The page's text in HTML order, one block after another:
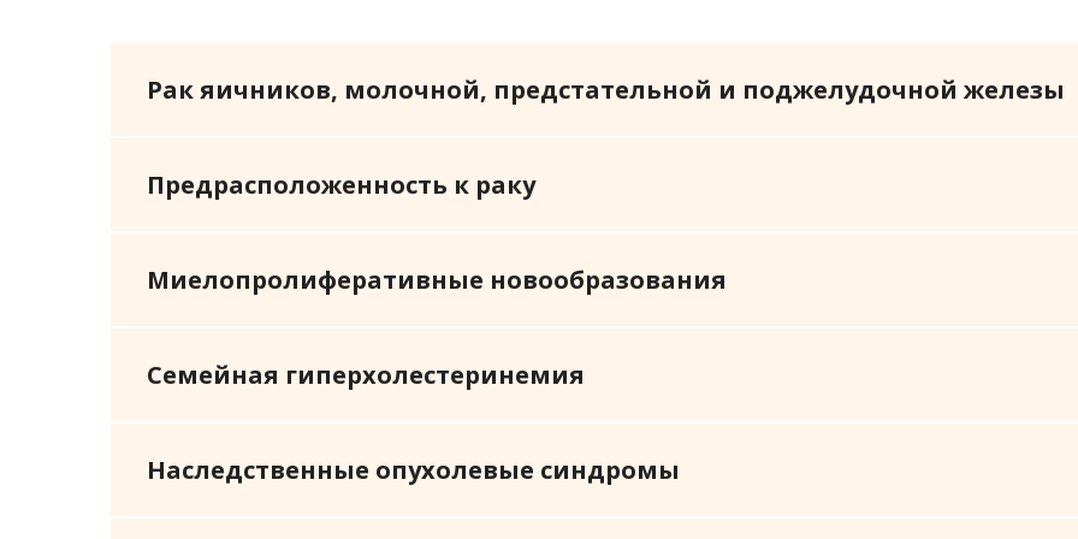
Рак яичников, молочной, предстательной и поджелудочной железы
Предрасположенность к раку
Миелопролиферативные новообразования
Семейная гиперхолестеринемия
Наследственные опухолевые синдромы
Уведомление об использовании и хранении cookie-файлов
Наш веб-сайт использует файлы cookies и иные сервисы сбора технических данных посетителей и
об IP-адресе, местоположении и др.) для обеспечения работоспособности веб-сайта и улучшения
соглашаетесь с использованием данных технологий и сохранением cookie-файлов на Вашем
использования cookie-файлов и Политикой в отношении обработки и защиты персональных